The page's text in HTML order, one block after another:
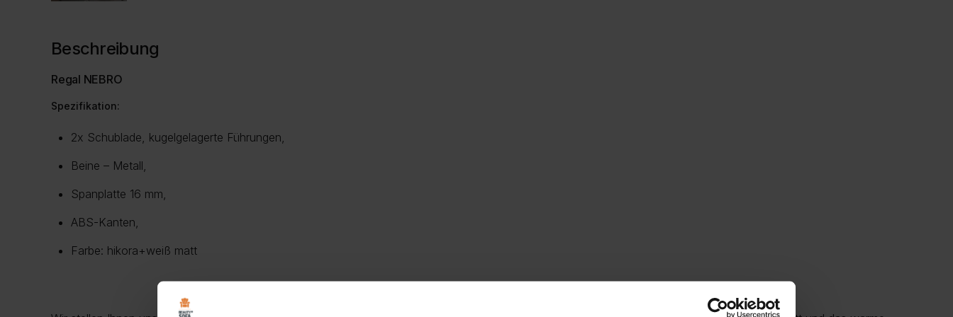
Beschreibung
Regal NEBRO
Spezifikation:
2x Schublade, kugelgelagerte Führungen,
Beine – Metall,
Spanplatte 16 mm,
ABS-Kanten,
Farbe: hikora+weiß matt